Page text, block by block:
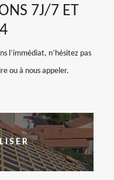
7J/7 ET
l’immédiat, n’hésitez pas
ou à nous appeler.